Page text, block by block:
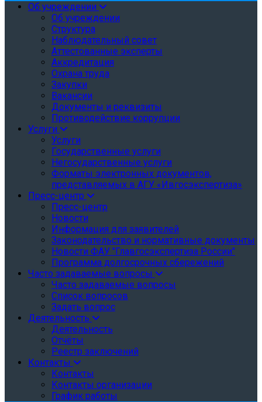
Об учреждении
Об учреждении
Структура
Наблюдательный совет
Аттестованные эксперты
Аккредитация
Охрана труда
Закупки
Вакансии
Документы и реквизиты
Противодействие коррупции
Услуги
Услуги
Государственные услуги
Негосударственные услуги
Форматы электронных документов,
представляемых в АГУ «Ивгосэкспертиза»
Пресс-центр
Пресс-центр
Новости
Информация для заявителей
Законодательство и нормативные документы
Новости ФАУ "Главгосэкспертиза России"
Программа долгосрочных сбережений
Часто задаваемые вопросы
Часто задаваемые вопросы
Список вопросов
Задать вопрос
Деятельность
Деятельность
Отчёты
Реестр заключений
Контакты
Контакты
Контакты организации
График работы